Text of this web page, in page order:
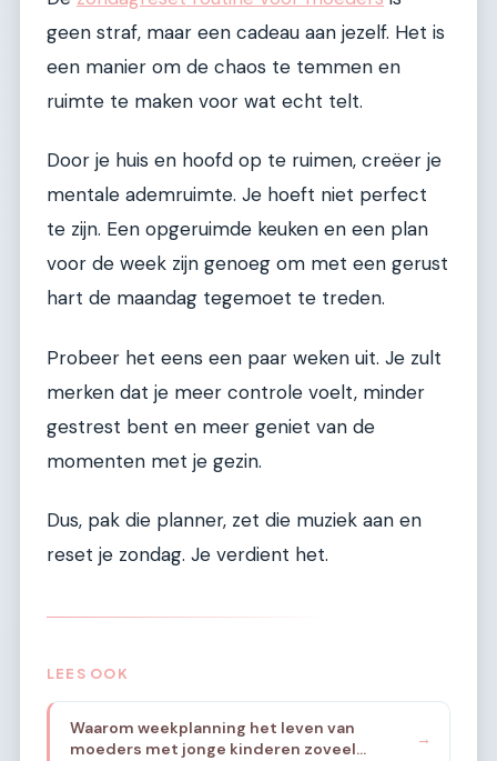
geen straf, maar een cadeau aan jezelf. Het is
een manier om de chaos te temmen en
ruimte te maken voor wat echt telt.
Door je huis en hoofd op te ruimen, creëer je
mentale ademruimte. Je hoeft niet perfect
te zijn. Een opgeruimde keuken en een plan
voor de week zijn genoeg om met een gerust
hart de maandag tegemoet te treden.
Probeer het eens een paar weken uit. Je zult
merken dat je meer controle voelt, minder
gestrest bent en meer geniet van de
momenten met je gezin.
Dus, pak die planner, zet die muziek aan en
reset je zondag. Je verdient het.
LEES OOK
Waarom weekplanning het leven van
moeders met jonge kinderen zoveel
→